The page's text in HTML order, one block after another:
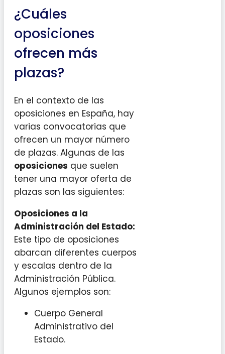
¿Cuáles
oposiciones
ofrecen más
plazas?
En el contexto de las
oposiciones en España, hay
varias convocatorias que
ofrecen un mayor número
de plazas. Algunas de las
oposiciones que suelen
tener una mayor oferta de
plazas son las siguientes:
Oposiciones a la
Administración del Estado:
Este tipo de oposiciones
abarcan diferentes cuerpos
y escalas dentro de la
Administración Pública.
Algunos ejemplos son:
Cuerpo General
Administrativo del
Estado.